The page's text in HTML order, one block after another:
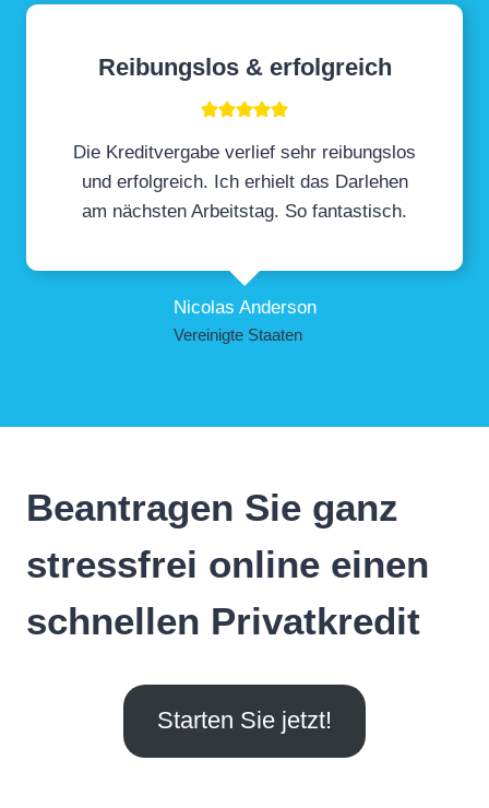
Reibungslos & erfolgreich
Die Kreditvergabe verlief sehr reibungslos
und erfolgreich. Ich erhielt das Darlehen
am nächsten Arbeitstag. So fantastisch.
Nicolas Anderson
Vereinigte Staaten
Beantragen Sie ganz
stressfrei online einen
schnellen Privatkredit
Starten Sie jetzt!